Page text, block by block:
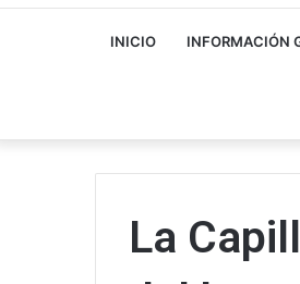
INICIO INFORMACIÓN
La